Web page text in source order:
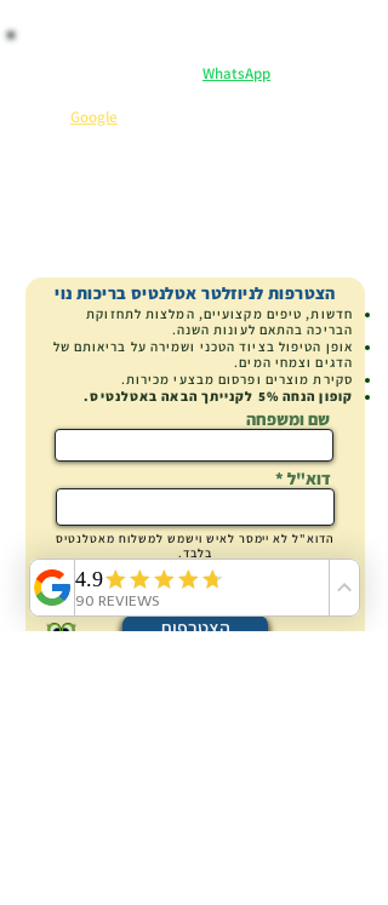
WhatsApp
Google
הצטרפות לניוזלטר אטלנטיס בריכות נוי
חדשות, טיפים מקצועיים, המלצות לתחזוקת
הבריכה בהתאם לעונות השנה.
אופן הטיפול בציוד הטכני ושמירה על בריאותם של
הדגים וצמחי המים.
סקירת מוצרים ופרסום מבצעי מכירות.
קופון הנחה5% לקנייתך הבאה באטלנטיס.
שם ומשפחה
דוא"ל
הדוא"ל לא יימסר לאיש וישמש למשלוח מאטלנטיס
בלבד.
אישור שמירת המידע בהתאם ל:
מדיניות הפרטיות
הצטרפות